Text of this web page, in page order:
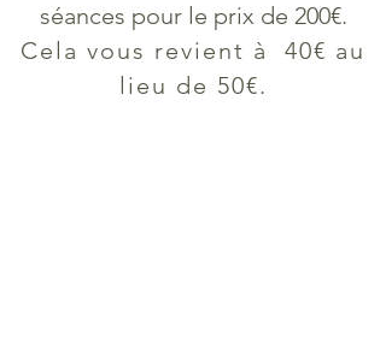
séances pour le prix de 200€.
Cela vous revient à 40€ au
lieu de 50€.